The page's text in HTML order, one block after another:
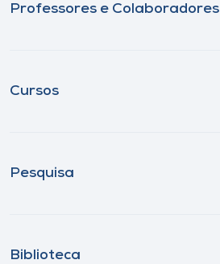
Professores e Colaboradores
Cursos
Pesquisa
Biblioteca